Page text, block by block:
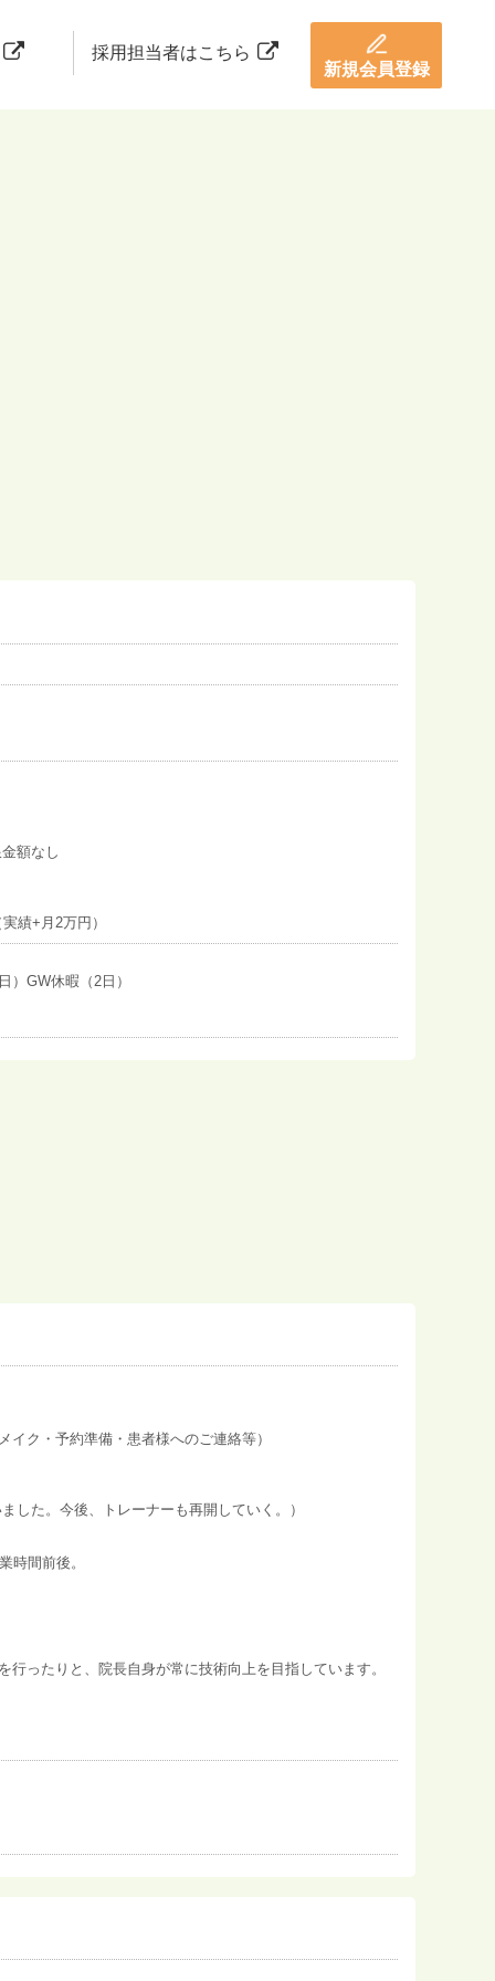
採用担当者はこちら
新規会員登録
額なし
績+月2万円）
）GW休暇（2日）
ク・予約準備・患者様へのご連絡等）
した。今後、トレーナーも再開していく。）
時間前後。
ったりと、院長自身が常に技術向上を目指しています。